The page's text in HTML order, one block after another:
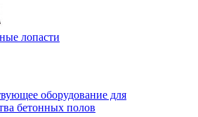
лопасти
оборудование для
бетонных полов